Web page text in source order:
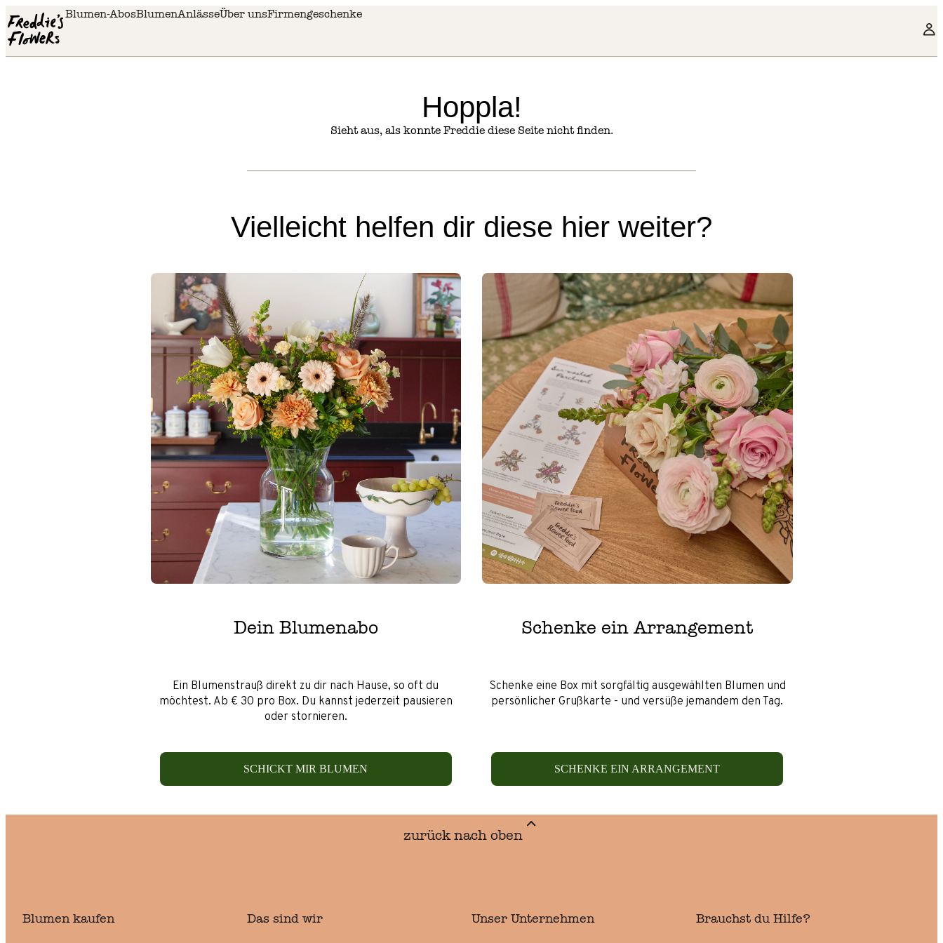
Skip to main contentBlumen-AbosBlumenAnlässeÜber unsFirmengeschenke
Hoppla!
Sieht aus, als konnte Freddie diese Seite nicht finden.
Vielleicht helfen dir diese hier weiter?
Dein Blumenabo
Ein Blumenstrauß direkt zu dir nach Hause, so oft du
möchtest. Ab € 30 pro Box. Du kannst jederzeit pausieren
oder stornieren.
SCHICKT MIR BLUMEN
Schenke ein Arrangement
Schenke eine Box mit sorgfältig ausgewählten Blumen und
persönlicher Grußkarte - und versüße jemandem den Tag.
SCHENKE EIN ARRANGEMENT
zurück nach oben
Blumen kaufen Das sind wir Unser Unternehmen Brauchst du Hilfe?